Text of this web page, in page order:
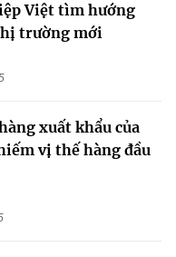
Việt tìm hướng
trường mới
xuất khẩu của
vị thế hàng đầu